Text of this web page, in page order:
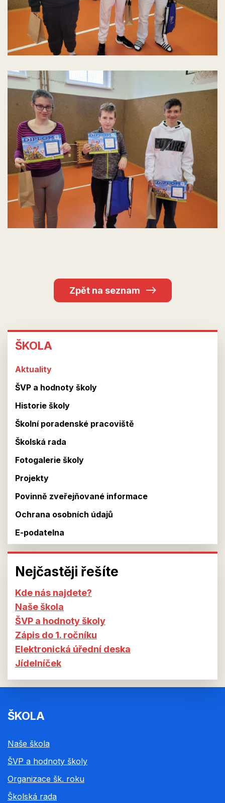
ŠKOLA
ŠKOLA
Aktuality
ŠVP a hodnoty školy
Historie školy
Školní poradenské pracoviště
Školská rada
Fotogalerie školy
Projekty
Povinně zveřejňované informace
Ochrana osobních údajů
E-podatelna
Nejčastěji řešíte
Kde nás najdete?
Naše škola
ŠVP a hodnoty školy
Zápis do 1. ročníku
Elektronická úřední deska
Jídelníček
Zpět na seznam
ŠKOLA
Naše škola
ŠVP a hodnoty školy
Organizace šk. roku
Školská rada